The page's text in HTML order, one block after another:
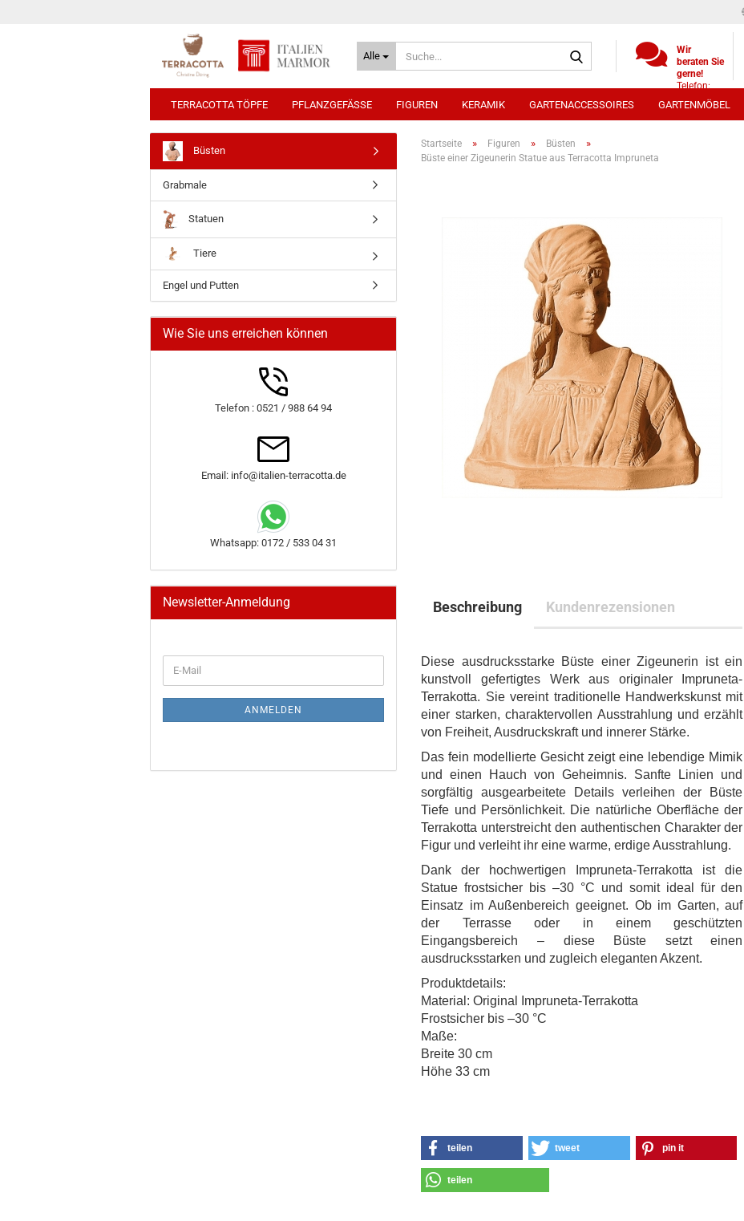
Alle
Wir
beraten Sie
gerne!
Telefon:
(0)521
9886494
TERRACOTTA TÖPFE PFLANZGEFÄSSE FIGUREN KERAMIK GARTENACCESSOIRES GARTENMÖBEL
Startseite » Figuren » Büsten »
Büste einer Zigeunerin Statue aus Terracotta Impruneta
Beschreibung Kundenrezensionen
Diese ausdrucksstarke Büste einer Zigeunerin ist ein
kunstvoll gefertigtes Werk aus originaler Impruneta-
Terrakotta. Sie vereint traditionelle Handwerkskunst mit
einer starken, charaktervollen Ausstrahlung und erzählt
von Freiheit, Ausdruckskraft und innerer Stärke.
Das fein modellierte Gesicht zeigt eine lebendige Mimik
und einen Hauch von Geheimnis. Sanfte Linien und
sorgfältig ausgearbeitete Details verleihen der Büste
Tiefe und Persönlichkeit. Die natürliche Oberfläche der
Terrakotta unterstreicht den authentischen Charakter der
Figur und verleiht ihr eine warme, erdige Ausstrahlung.
Dank der hochwertigen Impruneta-Terrakotta ist die
Statue frostsicher bis –30 °C und somit ideal für den
Einsatz im Außenbereich geeignet. Ob im Garten, auf
der Terrasse oder in einem geschützten
Eingangsbereich – diese Büste setzt einen
ausdrucksstarken und zugleich eleganten Akzent.
Produktdetails:
Material: Original Impruneta-Terrakotta
Frostsicher bis –30 °C
Maße:
Breite 30 cm
Höhe 33 cm
teilen tweet pin it
teilen
Büsten
Grabmale
Statuen
Tiere
Engel und Putten
Wie Sie uns erreichen können
Telefon : 0521 / 988 64 94
Email: info@italien-terracotta.de
Whatsapp: 0172 / 533 04 31
Newsletter-Anmeldung
ZUR
E-
Mail
ANMELDEN